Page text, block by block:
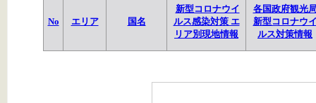
No エリア 国名
新型コロナウイ
ルス感染対策 エ
リア別現地情報
各国政府観光
新型コロナウ
ルス対策情報